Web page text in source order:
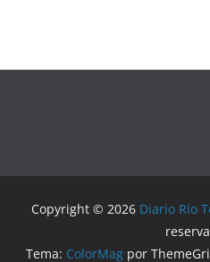
Copyright © 2026 Diario Río
Tema: ColorMagpor